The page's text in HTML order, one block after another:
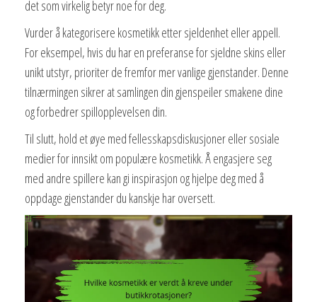
det som virkelig betyr noe for deg.
Vurder å kategorisere kosmetikk etter sjeldenhet eller appell.
For eksempel, hvis du har en preferanse for sjeldne skins eller
unikt utstyr, prioriter de fremfor mer vanlige gjenstander. Denne
tilnærmingen sikrer at samlingen din gjenspeiler smakene dine
og forbedrer spillopplevelsen din.
Til slutt, hold et øye med fellesskapsdiskusjoner eller sosiale
medier for innsikt om populære kosmetikk. Å engasjere seg
med andre spillere kan gi inspirasjon og hjelpe deg med å
oppdage gjenstander du kanskje har oversett.